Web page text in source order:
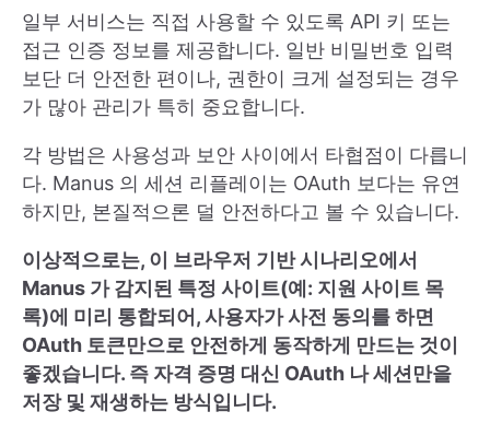
일부 서비스는 직접 사용할 수 있도록 API 키 또는
접근 인증 정보를 제공합니다. 일반 비밀번호 입력
보단 더 안전한 편이나, 권한이 크게 설정되는 경우
가 많아 관리가 특히 중요합니다.
각 방법은 사용성과 보안 사이에서 타협점이 다릅니
다. Manus 의 세션 리플레이는 OAuth 보다는 유연
하지만, 본질적으론 덜 안전하다고 볼 수 있습니다.
이상적으로는, 이 브라우저 기반 시나리오에서
Manus 가 감지된 특정 사이트(예: 지원 사이트 목
록)에 미리 통합되어, 사용자가 사전 동의를 하면
OAuth 토큰만으로 안전하게 동작하게 만드는 것이
좋겠습니다. 즉 자격 증명 대신 OAuth 나 세션만을
저장 및 재생하는 방식입니다.